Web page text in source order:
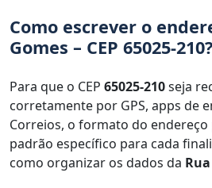
Como escrever o
Gomes – CEP 65025-210?
Para que o CEP 65025-210seja
corretamente por GPS, apps de
Correios, o formato do
padrão específico para cada
como organizar os dados da